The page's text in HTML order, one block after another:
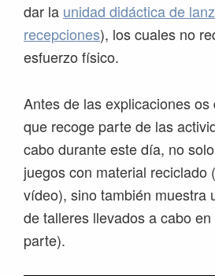
dar la unidad didáctica de
recepciones), los cuales no
esfuerzo físico.
Antes de las explicaciones
que recoge parte de las
cabo durante este día, no
juegos con material reciclado
vídeo), sino también muestra
de talleres llevados a cabo
parte).